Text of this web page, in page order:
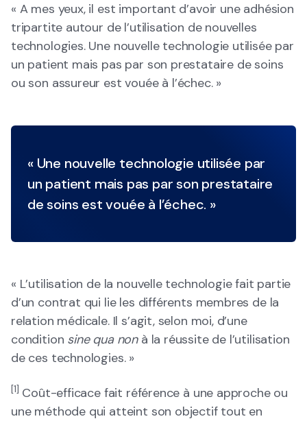
« A mes yeux, il est important d’avoir une adhésion
tripartite autour de l’utilisation de nouvelles
technologies. Une nouvelle technologie utilisée par
un patient mais pas par son prestataire de soins
ou son assureur est vouée à l’échec. »
« Une nouvelle technologie utilisée par
un patient mais pas par son prestataire
de soins est vouée à l’échec. »
« L’utilisation de la nouvelle technologie fait partie
d’un contrat qui lie les différents membres de la
relation médicale. Il s’agit, selon moi, d’une
condition sine qua nonà la réussite de l’utilisation
de ces technologies. »
[1] Coût-efficace fait référence à une approche ou
une méthode qui atteint son objectif tout en